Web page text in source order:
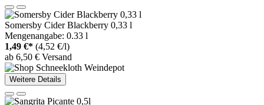
Somersby Cider Blackberry 0,33 l
Mengenangabe: 0.33 l
1,49 €* (4,52 €/l)
ab 6,50 € Versand
Weitere Details